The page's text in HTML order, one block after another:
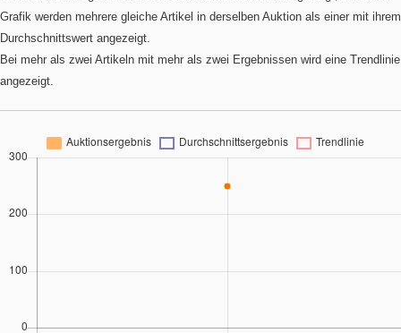
Grafik werden mehrere gleiche Artikel in derselben Auktion als einer mit ihrem
Durchschnittswert angezeigt.
Bei mehr als zwei Artikeln mit mehr als zwei Ergebnissen wird eine Trendlinie
angezeigt.